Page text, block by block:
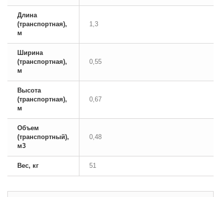
Длина
(транспортная),
м
1,3
Ширина
(транспортная),
м
0,55
Высота
(транспортная),
м
0,67
Объем
(транспортный),
м3
0,48
Вес, кг 51